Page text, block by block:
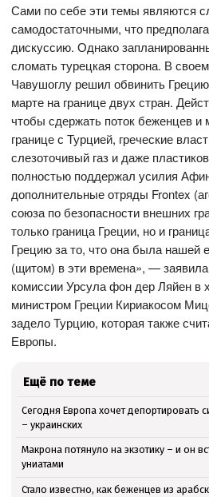
Сами по себе эти темы являются
самодостаточными, что
дискуссию. Однако
сломать турецкая сторона. В
Чавушоглу решил обвинить
марте на границе двух стран.
чтобы сдержать поток беженцев и
границе с Турцией, греческие
слезоточивый газ и даже
полностью поддержал усилия
дополнительные отряды Frontex
союза по безопасности внешних
только граница Греции, но и
Грецию за то, что она была нашей
(щитом) в эти времена», —
комиссии Урсула фон дер Ляйен в
министром Греции Кириакосом
задело Турцию, которая также
Европы.
Ещё по теме
Сегодня Европа хочет депортировать
– украинских
Макрона потянуло на экзотику – и он
униатами
Стало известно, как беженцев из